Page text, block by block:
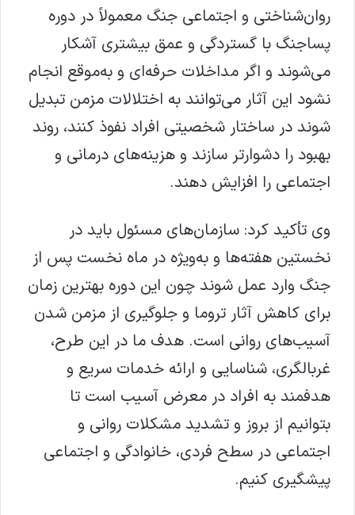
روان‌شناختی و اجتماعی جنگ معمولاً در دوره
پساجنگ با گستردگی و عمق بیشتری آشکار
می‌شوند و اگر مداخلات حرفه‌ای و به‌موقع انجام
نشود این آثار می‌توانند به اختلالات مزمن تبدیل
شوند در ساختار شخصیتی افراد نفوذ کنند، روند
بهبود را دشوارتر سازند و هزینه‌های درمانی و
اجتماعی را افزایش دهند.
وی تأکید کرد: سازمان‌های مسئول باید در
نخستین هفته‌ها و به‌ویژه در ماه نخست پس از
جنگ وارد عمل شوند چون این دوره بهترین زمان
برای کاهش آثار تروما و جلوگیری از مزمن شدن
آسیب‌های روانی است. هدف ما در این طرح،
غربالگری، شناسایی و ارائه خدمات سریع و
هدفمند به افراد در معرض آسیب است تا
بتوانیم از بروز و تشدید مشکلات روانی و
اجتماعی در سطح فردی، خانوادگی و اجتماعی
پیشگیری کنیم.